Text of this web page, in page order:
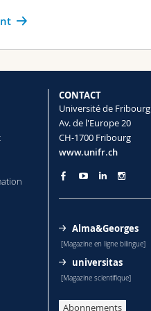
CONTACT
Université de Fribourg
Av. de l'Europe 20
CH-1700 Fribourg
www.unifr.ch
Alma&Georges
[Magazine en ligne bilingue]
universitas
[Magazine scientifique]
Abonnements